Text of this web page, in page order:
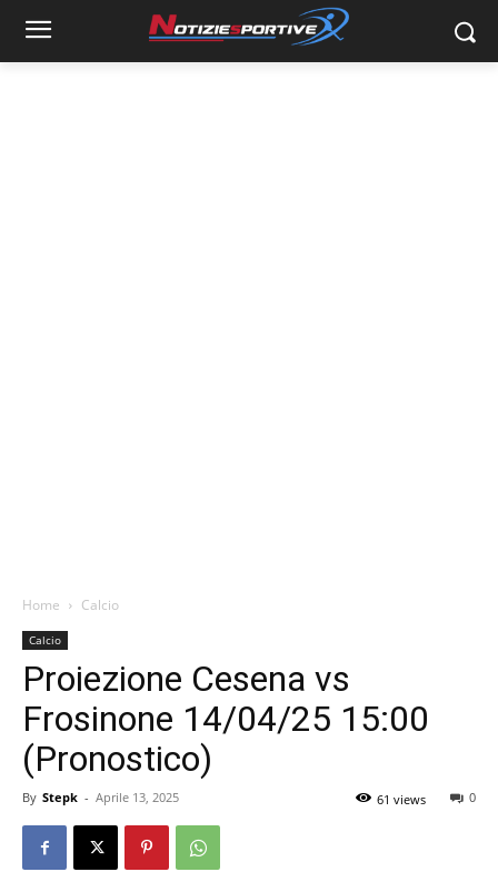
Home Calcio
Calcio
Proiezione Cesena vs
Frosinone 14/04/25 15:00
(Pronostico)
By Stepk - Aprile 13, 2025 0
61 views